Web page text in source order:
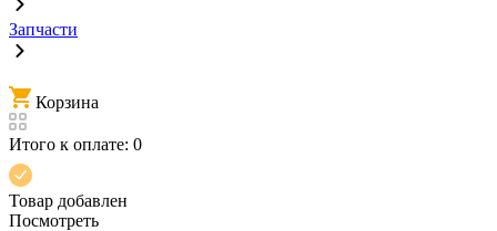
Запчасти
Корзина
Итого к оплате: 0
Товар добавлен
Посмотреть